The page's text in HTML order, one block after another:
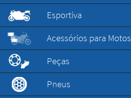
Esportiva
Acessórios para Motos
Peças
Pneus